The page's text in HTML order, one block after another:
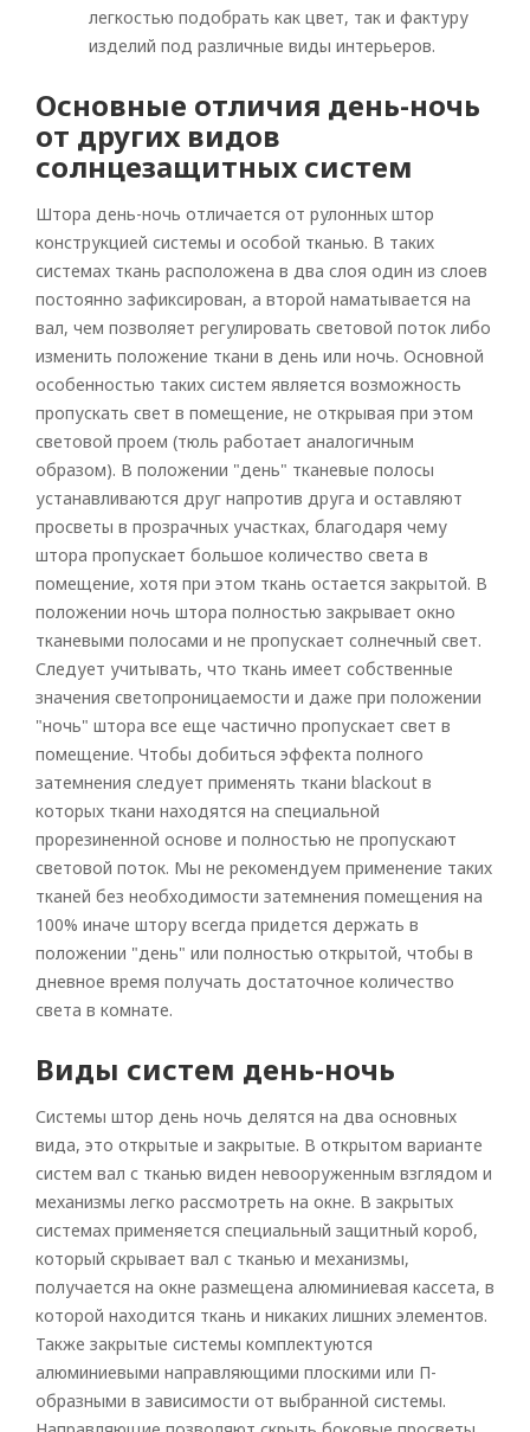
легкостью подобрать как цвет, так и фактуру
изделий под различные виды интерьеров.
Основные отличия день-ночь
от других видов
солнцезащитных систем
Штора день-ночь отличается от рулонных штор
конструкцией системы и особой тканью. В таких
системах ткань расположена в два слоя один из слоев
постоянно зафиксирован, а второй наматывается на
вал, чем позволяет регулировать световой поток либо
изменить положение ткани в день или ночь. Основной
особенностью таких систем является возможность
пропускать свет в помещение, не открывая при этом
световой проем (тюль работает аналогичным
образом). В положении "день" тканевые полосы
устанавливаются друг напротив друга и оставляют
просветы в прозрачных участках, благодаря чему
штора пропускает большое количество света в
помещение, хотя при этом ткань остается закрытой. В
положении ночь штора полностью закрывает окно
тканевыми полосами и не пропускает солнечный свет.
Следует учитывать, что ткань имеет собственные
значения светопроницаемости и даже при положении
"ночь" штора все еще частично пропускает свет в
помещение. Чтобы добиться эффекта полного
затемнения следует применять ткани blackout в
которых ткани находятся на специальной
прорезиненной основе и полностью не пропускают
световой поток. Мы не рекомендуем применение таких
тканей без необходимости затемнения помещения на
100% иначе штору всегда придется держать в
положении "день" или полностью открытой, чтобы в
дневное время получать достаточное количество
света в комнате.
Виды систем день-ночь
Системы штор день ночь делятся на два основных
вида, это открытые и закрытые. В открытом варианте
систем вал с тканью виден невооруженным взглядом и
механизмы легко рассмотреть на окне. В закрытых
системах применяется специальный защитный короб,
который скрывает вал с тканью и механизмы,
получается на окне размещена алюминиевая кассета, в
которой находится ткань и никаких лишних элементов.
Также закрытые системы комплектуются
алюминиевыми направляющими плоскими или П-
образными в зависимости от выбранной системы.